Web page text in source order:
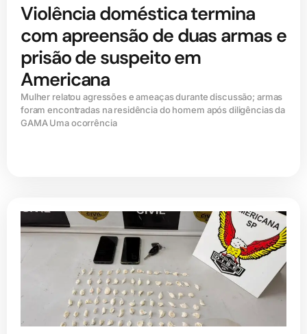
Violência doméstica termina
com apreensão de duas armas e
prisão de suspeito em
Americana
Mulher relatou agressões e ameaças durante discussão; armas
foram encontradas na residência do homem após diligências da
GAMA Uma ocorrência